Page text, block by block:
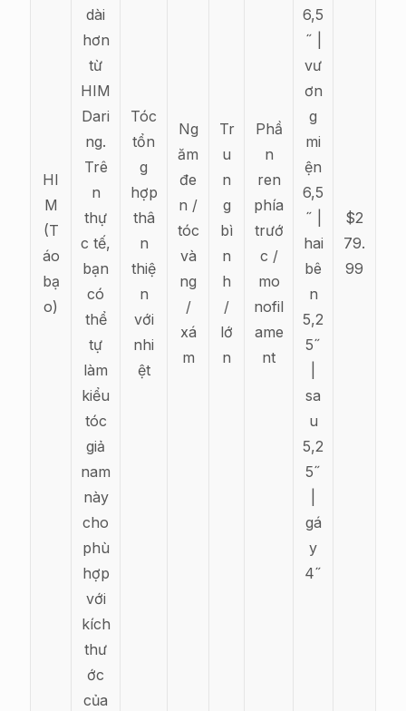
HI
M
(T
áo
bạ
o)
dài
hơn
từ
HIM
Dari
ng.
Trê
n
thự
c tế,
bạn
có
thể
tự
làm
kiểu
tóc
giả
nam
này
cho
phù
hợp
với
kích
thư
ớc
của
Tóc
tổn
g
hợp
thâ
n
thiệ
n
với
nhi
ệt
Ng
ăm
đe
n /
tóc
và
ng
/
xá
m
Tr
u
n
g
bì
n
h
/
lớ
n
Phầ
n
ren
phía
trướ
c /
mo
nofil
ame
nt
6,5
˝ |
vư
ơn
g
mi
ện
6,5
˝ |
hai
bê
n
5,2
5˝
sa
u
5,2
5˝
gá
y
4˝
$2
79.
99